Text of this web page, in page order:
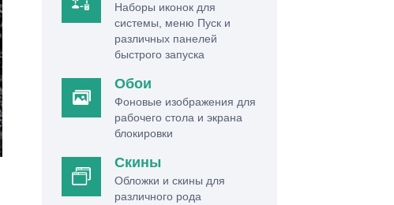
Наборы иконок для
системы, меню Пуск и
различных панелей
быстрого запуска
Обои
Фоновые изображения для
рабочего стола и экрана
блокировки
Скины
Обложки и скины для
различного рода